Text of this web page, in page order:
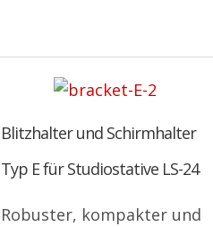
Blitzhalter und Schirmhalter
Typ E für Studiostative LS-24
Robuster, kompakter und